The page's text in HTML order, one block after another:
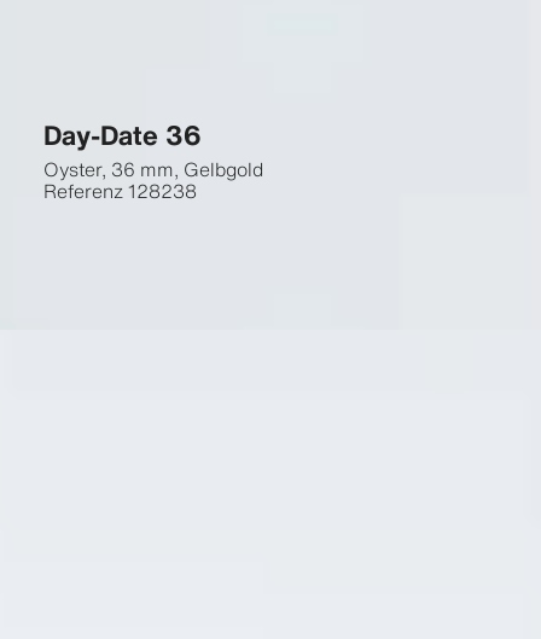
Day-Date 36
Oyster, 36 mm, Gelbgold
Referenz128238